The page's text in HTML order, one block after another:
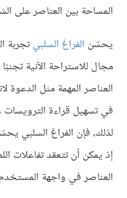
المساحة بين العناصر على
يحسّن الفراغ السلبيتجربة
مجال للاستراحة الآنية
العناصر المهمة مثل الدعوة
في تسهيل قراءة الترويسات
لذلك، فإن الفراغ السلبي
إذ يمكن أن تتعقد تفاعلات
العناصر في واجهة